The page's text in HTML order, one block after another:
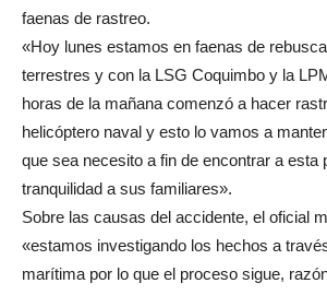
faenas de rastreo.
«Hoy lunes estamos en faenas de
terrestres y con la LSG Coquimbo y la
horas de la mañana comenzó a hacer
helicóptero naval y esto lo vamos a
que sea necesito a fin de encontrar a esta
tranquilidad a sus familiares».
Sobre las causas del accidente, el oficial
«estamos investigando los hechos a
marítima por lo que el proceso sigue,